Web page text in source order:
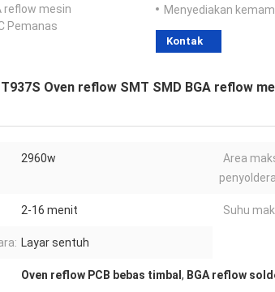
reflow mesin
Pemanas
Menyediakan
Kontak
Oven reflow SMT SMD BGA reflow
2960w
Area
2-16 menit Suhu
Layar sentuh
Oven reflow PCB bebas timbal , BGA reflow